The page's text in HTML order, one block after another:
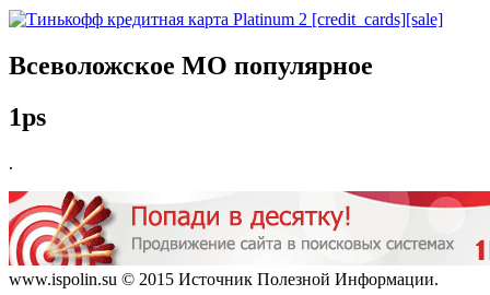
Всеволожское МО популярное
1ps
.
www.ispolin.su © 2015 Источник Полезной Информации.